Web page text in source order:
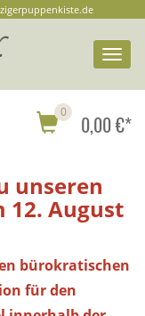
0 0,00 €*
unseren
12. August
bürokratischen
für den